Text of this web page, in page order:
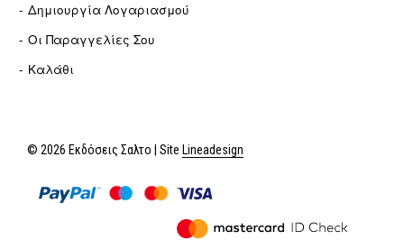
Δημιουργία Λογαριασμού
Οι Παραγγελίες Σου
Καλάθι
© 2026 Εκδόσεις Σαλτο | Site Lineadesign